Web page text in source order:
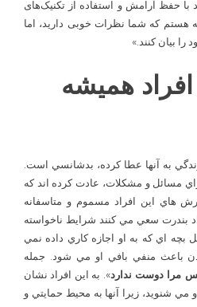
با حفظ آرامش و استفاده از تکنیک‌های
هستم که شما نظرات خوبی دارید، اما
را بیان کنند.»
افراد همیشه
به آنها عطا کرده، بدشانسي است.
مسائل و مشکلات، عادت کرده اند که
هاي اين افراد مسموم و متاسفانه
بندرت سعي مي کنند شرايط ناخواسته
بچه ­اي که به او اجازه کاري داده نمي
باعث منفي بافي او مي شود. جمله
مرا دوست ندارد». به اين افراد نشان
مي ­شنويد، زيرا آنها به محيط حمايتي و